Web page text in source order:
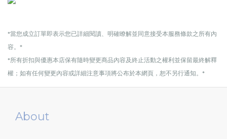
*當您成立訂單即表示您已詳細閱讀、明確瞭解並同意接受本服務條款之所有內
容。*
*所有折扣與優惠本店保有隨時變更商品內容及終止活動之權利並保留最終解釋
權；如有任何變更內容或詳細注意事項將公布於本網頁，恕不另行通知。*
About